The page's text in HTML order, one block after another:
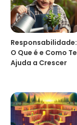
Responsabilidade:
O Que é e Como Te
Ajuda a Crescer